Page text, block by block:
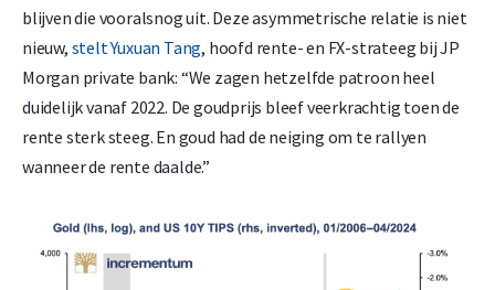
blijven die vooralsnog uit. Deze asymmetrische relatie is niet
nieuw, stelt Yuxuan Tang, hoofd rente- en FX-strateeg bij JP
Morgan private bank: “We zagen hetzelfde patroon heel
duidelijk vanaf 2022. De goudprijs bleef veerkrachtig toen de
rente sterk steeg. En goud had de neiging om te rallyen
wanneer de rente daalde.”